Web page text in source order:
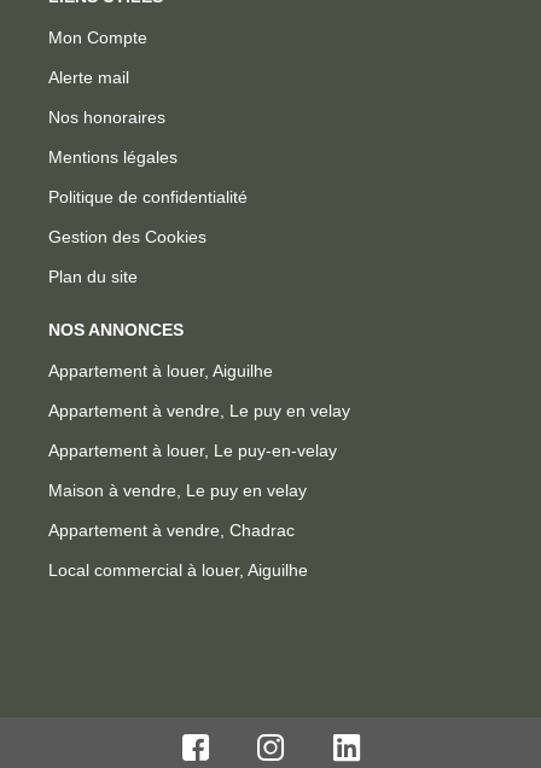
Mon Compte
Alerte mail
Nos honoraires
Mentions légales
Politique de confidentialité
Gestion des Cookies
Plan du site
NOS ANNONCES
Appartement à louer, Aiguilhe
Appartement à vendre, Le puy en velay
Appartement à louer, Le puy-en-velay
Maison à vendre, Le puy en velay
Appartement à vendre, Chadrac
Local commercial à louer, Aiguilhe